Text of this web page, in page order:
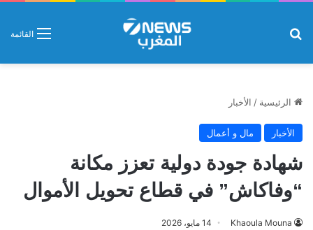
القائمة
الرئيسية / الأخبار
الأخبار مال و أعمال
شهادة جودة دولية تعزز مكانة
“وفاكاش” في قطاع تحويل الأموال
Khaoula Mouna 14 مايو، 2026